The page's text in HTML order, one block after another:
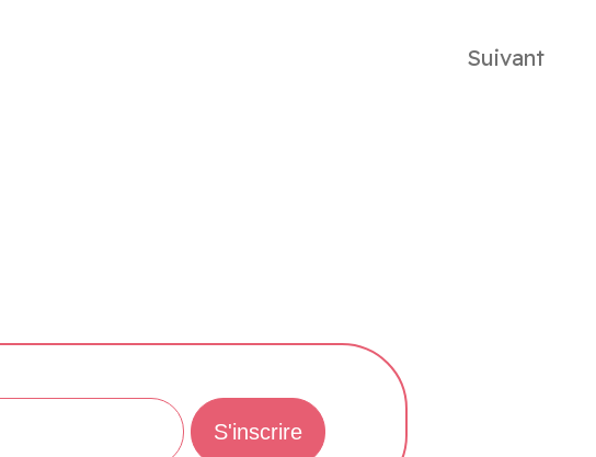
Suivant